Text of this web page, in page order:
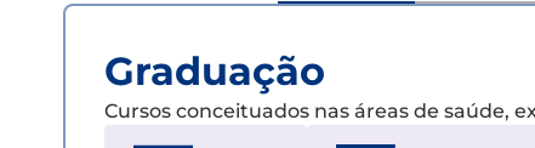
Graduação
Cursos conceituados nas áreas de saúde,